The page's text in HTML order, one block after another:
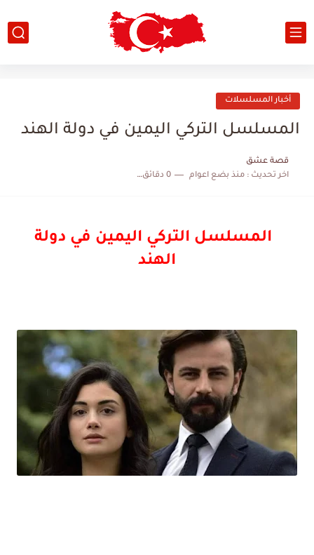
أخبار المسلسلات
المسلسل التركي اليمين في دولة الهند
قصة عشق
اخر تحديث :منذ بضع اعوام 0 دقائق للقراءة
المسلسل التركي اليمين في دولة
الهند